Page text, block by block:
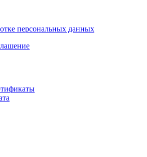
персональных данных